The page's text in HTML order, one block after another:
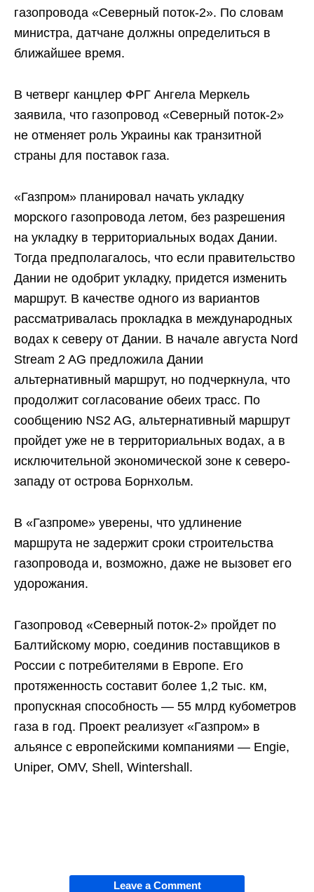
газопровода «Северный поток-2». По словам
министра, датчане должны определиться в
ближайшее время.
В четверг канцлер ФРГ Ангела Меркель
заявила, что газопровод «Северный поток-2»
не отменяет роль Украины как транзитной
страны для поставок газа.
«Газпром» планировал начать укладку
морского газопровода летом, без разрешения
на укладку в территориальных водах Дании.
Тогда предполагалось, что если правительство
Дании не одобрит укладку, придется изменить
маршрут. В качестве одного из вариантов
рассматривалась прокладка в международных
водах к северу от Дании. В начале августа Nord
Stream 2 AG предложила Дании
альтернативный маршрут, но подчеркнула, что
продолжит согласование обеих трасс. По
сообщению NS2 AG, альтернативный маршрут
пройдет уже не в территориальных водах, а в
исключительной экономической зоне к северо-
западу от острова Борнхольм.
В «Газпроме» уверены, что удлинение
маршрута не задержит сроки строительства
газопровода и, возможно, даже не вызовет его
удорожания.
Газопровод «Северный поток-2» пройдет по
Балтийскому морю, соединив поставщиков в
России с потребителями в Европе. Его
протяженность составит более 1,2 тыс. км,
пропускная способность — 55 млрд кубометров
газа в год. Проект реализует «Газпром» в
альянсе с европейскими компаниями — Engie,
Uniper, OMV, Shell, Wintershall.
Leave a Comment